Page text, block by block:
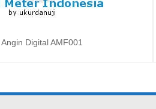
Baca selengkapnya
Digital AMF001